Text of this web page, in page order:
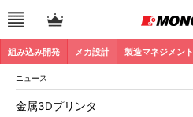
組み込み開発 メカ設計 製造マネジメント
ニュース
金属3Dプリンタ